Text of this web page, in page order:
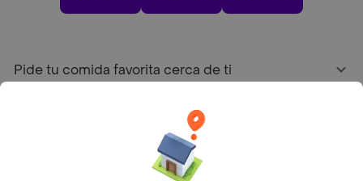
Pide tu comida favorita cerca de ti